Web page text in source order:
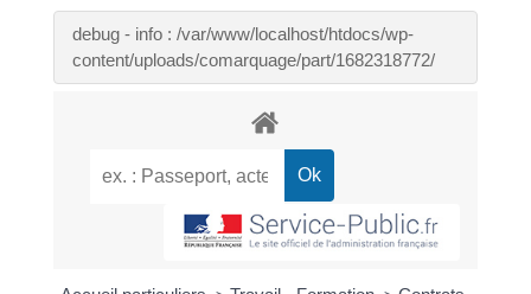
debug - info : /var/www/localhost/htdocs/wp-
content/uploads/comarquage/part/1682318772/